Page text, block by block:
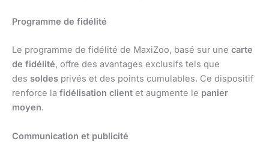
Programme de fidélité
Le programme de fidélité de MaxiZoo, basé sur une carte
de fidélité, offre des avantages exclusifs tels que
des soldes privés et des points cumulables. Ce dispositif
renforce la fidélisation client et augmente le panier
moyen.
Communication et publicité